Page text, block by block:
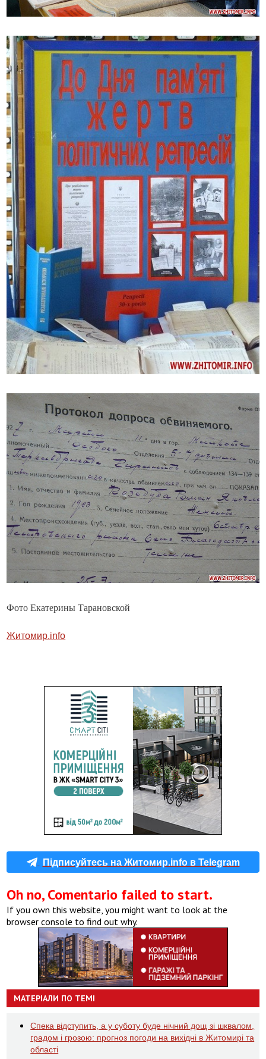
Фото Екатерины Тарановской
Житомир.info
Підписуйтесь на Житомир.info в Telegram
Oh no, Comentario failed to start.
If you own this website, you might want to look at the
browser console to find out why.
МАТЕРІАЛИ ПО ТЕМІ
Спека відступить, а у суботу буде нічний дощ зі шквалом,
градом і грозою: прогноз погоди на вихідні в Житомирі та
області